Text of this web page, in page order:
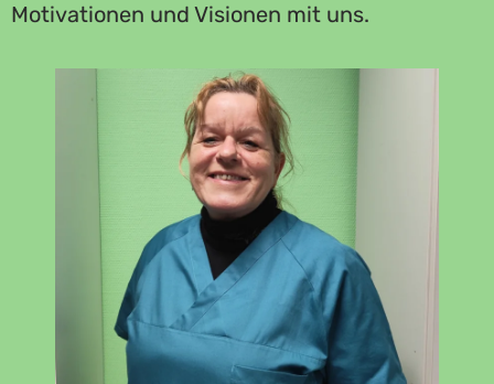
Motivationen und Visionen mit uns.